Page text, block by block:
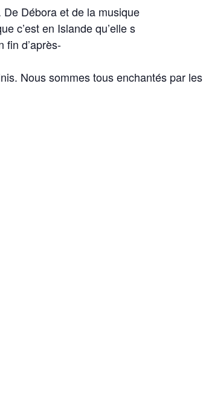
De Déboraet de la musique
c’est en Islande qu’elle s
find’après-
Nous sommes tous enchantés par les